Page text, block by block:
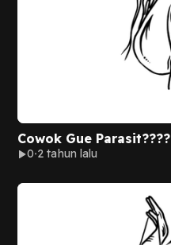
Cowok Gue Parasit????
0 2 tahun lalu